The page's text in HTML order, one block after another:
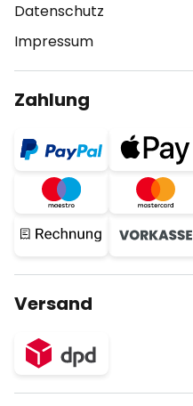
Datenschutz
Impressum
Zahlung
Versand